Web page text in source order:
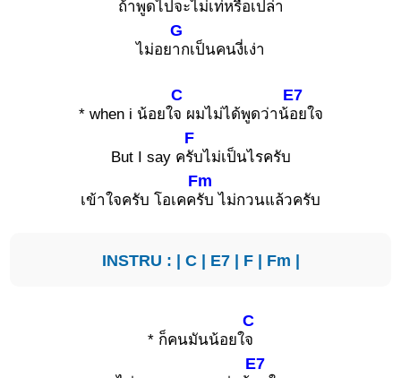
ถ้าพูดไปจะไม่เท่หรือเปล่า
ไม่อย
G
ากเป็นคนงี่เง่า
* when i น้อยใ
C
จ ผมไม่ได้พูดว่าน้
E7
อยใจ
But I say ค
F
รับไม่เป็นไรครับ
เข้าใจครับ โอเคค
Fm
รับ ไม่กวนแล้วครับ
INSTRU : | C| E7| F| Fm |
* ก็คนมันน้อยใ
C
จ
E7